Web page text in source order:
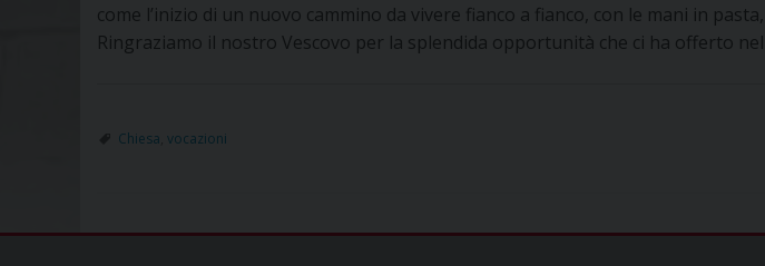
come l’inizio di un nuovo cammino da vivere fianco a fianco, con le mani in
Ringraziamo il nostro Vescovo per la splendida opportunità che ci ha offerto
Chiesa vocazioni